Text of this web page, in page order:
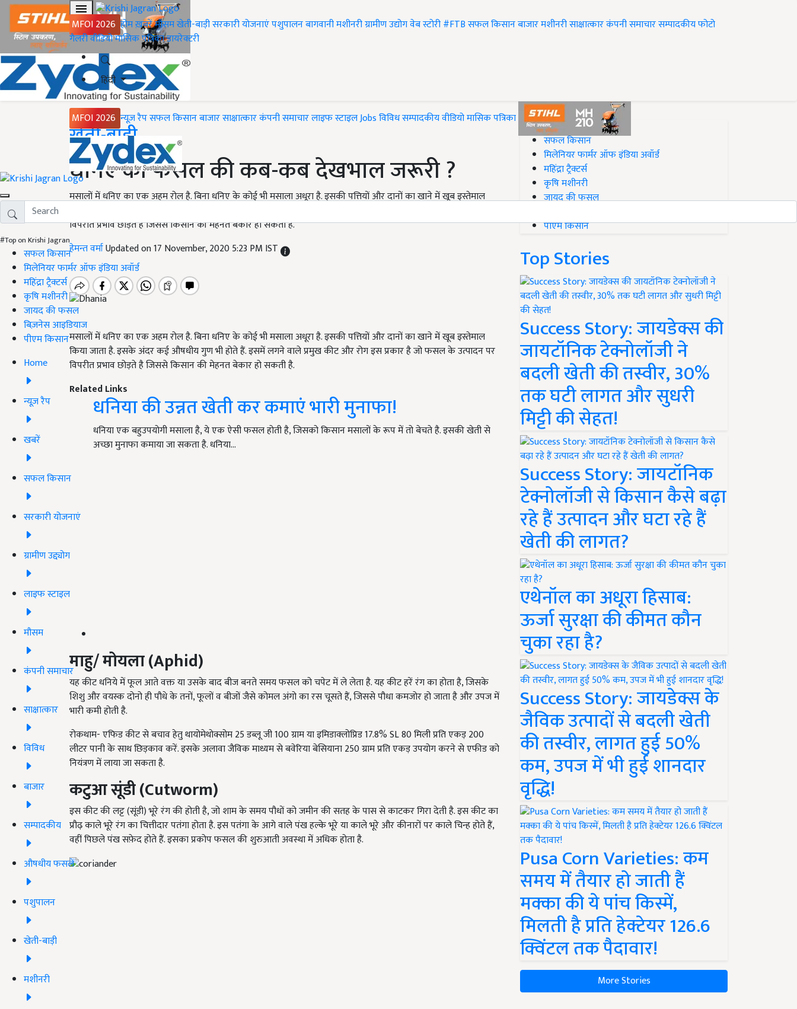
MFOI 2026 होमख़बरेंमौसमखेती-बाड़ीसरकारी योजनाएंपशुपालनबागवानीमशीनरीग्रामीण उद्योगवेब स्टोरी#FTBसफल किसानबाजारमशीनरीसाक्षात्कारकंपनी समाचारसम्पादकीयफोटो
गैलरीवीडियोमासिक पत्रिकाडायरेक्टरी
हिंदी
MFOI 2026 न्यूज़ रैपसफल किसानबाजारसाक्षात्कारकंपनी समाचारलाइफ स्टाइलJobsविविधसम्पादकीयवीडियोमासिक पत्रिका
#Top on Krishi Jagran
सफल किसान
मिलेनियर फार्मर ऑफ इंडिया अवॉर्ड
महिंद्रा ट्रैक्टर्स
कृषि मशीनरी
जायद की फसल
बिज़नेस आइडियाज
पीएम किसान
Home
न्यूज़ रैप
खबरें
सफल किसान
सरकारी योजनाएं
ग्रामीण उद्द्योग
लाइफ स्टाइल
मौसम
कंपनी समाचार
साक्षात्कार
विविध
बाजार
सम्पादकीय
औषधीय फसलें
पशुपालन
खेती-बाड़ी
मशीनरी
Home
खेती-बाड़ी
धनिए की फसल की कब-कब देखभाल जरूरी ?
मसालों में धनिए का एक अहम रोल है. बिना धनिए के कोई भी मसाला अधूरा है. इसकी पत्तियों और दानों का खाने में खूब इस्तेमाल
विपरीत प्रभाव छोड़ते है जिससे किसान की मेहनत बेकार हो सकती है.
हेमन्त वर्माUpdated on 17 November, 2020 5:23 PM IST
मसालों में धनिए का एक अहम रोल है. बिना धनिए के कोई भी मसाला अधूरा है. इसकी पत्तियों और दानों का खाने में खूब इस्तेमाल
किया जाता है. इसके अंदर कई औषधीय गुण भी होते हैं. इसमें लगने वाले प्रमुख कीट और रोग इस प्रकार है जो फसल के उत्पादन पर
विपरीत प्रभाव छोड़ते है जिससे किसान की मेहनत बेकार हो सकती है.
Related Links
धनिया की उन्नत खेती कर कमाएं भारी मुनाफा!
धनिया एक बहुउपयोगी मसाला है, ये एक ऐसी फसल होती है, जिसको किसान मसालों के रूप में तो बेचते है. इसकी खेती से
अच्छा मुनाफा कमाया जा सकता है. धनिया…
माहु/ मोयला (Aphid)
यह कीट धनिये में फूल आते वक्त या उसके बाद बीज बनते समय फसल को चपेट में ले लेता है. यह कीट हरें रंग का होता है, जिसके
शिशु और वयस्क दोनो ही पौधे के तनों, फूलों व बीजों जैसे कोमल अंगो का रस चूसते हैं, जिससे पौधा कमजोर हो जाता है और उपज में
भारी कमी होती है.
रोकथाम- एफिड कीट से बचाव हेतु थायोमेथोक्सोम 25 डब्लू जी 100 ग्राम या इमिडाक्लोप्रिड 17.8% SL 80 मिली प्रति एकड़ 200
लीटर पानी के साथ छिड़काव करें. इसके अलावा जैविक माध्यम से बवेरिया बेसियाना 250 ग्राम प्रति एकड़ उपयोग करने से एफीड को
नियंत्रण में लाया जा सकता है.
कटुआ सूंडी(Cutworm)
इस कीट की लट्ट (सूंडी) भूरे रंग की होती है, जो शाम के समय पौधों को जमीन की सतह के पास से काटकर गिरा देती है. इस कीट का
प्रौढ़ काले भूरे रंग का चित्तीदार पतंगा होता है. इस पतंगा के आगे वाले पंख हल्के भूरे या काले भूरे और कीनारों पर काले चिन्ह होते हैं,
वहीं पिछले पंख सफ़ेद होते हैं. इसका प्रकोप फसल की शुरुआती अवस्था में अधिक होता है.
#Top on Krishi Jagran
सफल किसान
मिलेनियर फार्मर ऑफ इंडिया अवॉर्ड
महिंद्रा ट्रैक्टर्स
कृषि मशीनरी
जायद की फसल
पीएम किसान
Top Stories
Success Story: जायडेक्स की
जायटॉनिक टेक्नोलॉजी ने
बदली खेती की तस्वीर, 30%
तक घटी लागत और सुधरी
मिट्टी की सेहत!
Success Story: जायटॉनिक
टेक्नोलॉजी से किसान कैसे बढ़ा
रहे हैं उत्पादन और घटा रहे हैं
खेती की लागत?
एथेनॉल का अधूरा हिसाब:
ऊर्जा सुरक्षा की कीमत कौन
चुका रहा है?
Success Story: जायडेक्स के
जैविक उत्पादों से बदली खेती
की तस्वीर, लागत हुई 50%
कम, उपज में भी हुई शानदार
वृद्धि!
Pusa Corn Varieties: कम
समय में तैयार हो जाती हैं
मक्का की ये पांच किस्में,
मिलती है प्रति हेक्टेयर 126.6
क्विंटल तक पैदावार!
More Stories